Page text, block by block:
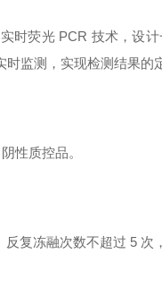
时荧光 PCR 技术，设
监测，实现检测结果的
性质控品。
复冻融次数不超过 5 次